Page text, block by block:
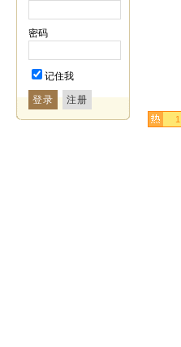
密码
记住我
登录
1